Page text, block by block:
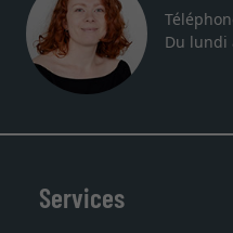
Du lundi
Services